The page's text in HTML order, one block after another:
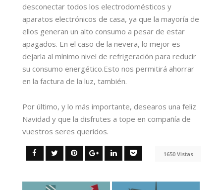
desconectar todos los electrodomésticos y
aparatos electrónicos de casa, ya que la mayoría de
ellos generan un alto consumo a pesar de estar
apagados. En el caso de la nevera, lo mejor es
dejarla al mínimo nivel de refrigeración para reducir
su consumo energético.Esto nos permitirá ahorrar
en la factura de la luz, también.
Por último, y lo más importante, desearos una feliz
Navidad y que la disfrutes a tope en compañía de
vuestros seres queridos.
1650 Vistas